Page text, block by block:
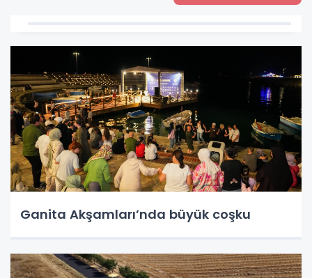
Ganita Akşamları’nda büyük coşku